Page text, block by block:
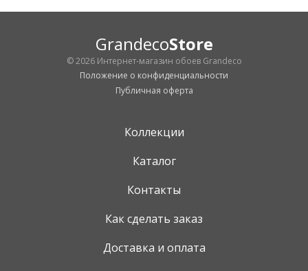
GrandecoStore
© 2026 Интернет-магазин обоев Grandeco
Положение о конфиденциальности
Публичная оферта
Коллекции
Каталог
Контакты
Как сделать заказ
Доставка и оплата